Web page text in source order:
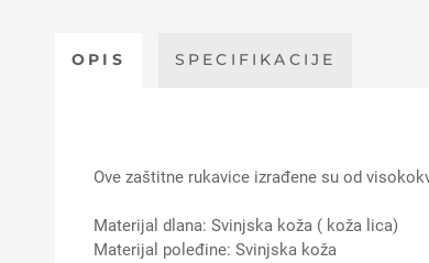
OPIS SPECIFIKACIJE
Ove zaštitne rukavice izrađene su od
Materijal dlana: Svinjska koža ( koža lica)
Materijal poleđine: Svinjska koža